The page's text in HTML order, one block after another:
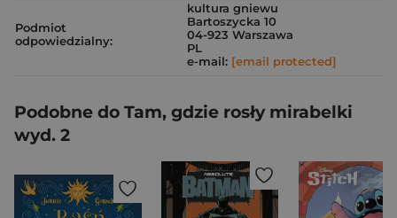
Podmiot
odpowiedzialny:
kultura gniewu
Bartoszycka 10
04-923 Warszawa
PL
e-mail: [email protected]
Podobne do Tam, gdzie rosły mirabelki
wyd. 2